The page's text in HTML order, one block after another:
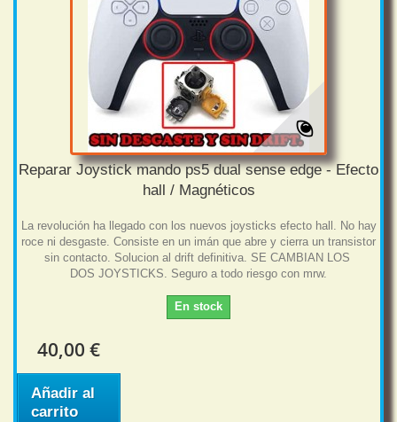
Reparar Joystick mando ps5 dual sense edge - Efecto
hall / Magnéticos
La revolución ha llegado con los nuevos joysticks efecto hall. No hay
roce ni desgaste. Consiste en un imán que abre y cierra un transistor
sin contacto. Solucion al drift definitiva. SE CAMBIAN LOS
DOS JOYSTICKS. Seguro a todo riesgo con mrw.
En stock
40,00 €
Añadir al
carrito